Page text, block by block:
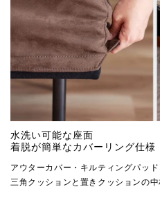
水洗い可能な座面
着脱が簡単なカバーリング仕様
アウターカバー・キルティングパッ
三角クッションと置きクッションの中